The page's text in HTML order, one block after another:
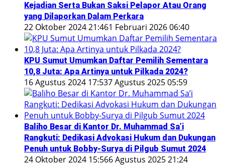
Kejadian Serta Bukan Saksi Pelapor Atau Orang
yang Dilaporkan Dalam Perkara
22 Oktober 2024 21:461 Februari 2026 06:40
KPU Sumut Umumkan Daftar Pemilih Sementara
10,8 Juta: Apa Artinya untuk Pilkada 2024?
16 Agustus 2024 17:537 Agustus 2025 05:59
Baliho Besar di Kantor Dr. Muhammad Sa’i
Rangkuti: Dedikasi Advokasi Hukum dan Dukungan
Penuh untuk Bobby-Surya di Pilgub Sumut 2024
24 Oktober 2024 15:566 Agustus 2025 21:24